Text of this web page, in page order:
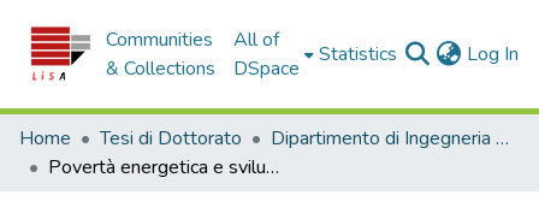
Communities
& Collections
All of
DSpace
Statistics Log In
Home Tesi di Dottorato
Dipartimento di Ingegneria dell'Ambiente - Tesi di Dottorato
Povertà energetica e sviluppo economico nell'Afroica Subsahariana: l'opportunità delle microgrids per l'elettrificazione dei villaggi rurali